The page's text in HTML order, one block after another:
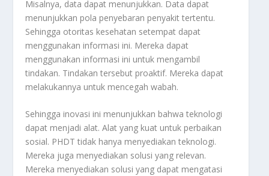
Misalnya, data dapat menunjukkan. Data dapat
menunjukkan pola penyebaran penyakit tertentu.
Sehingga otoritas kesehatan setempat dapat
menggunakan informasi ini. Mereka dapat
menggunakan informasi ini untuk mengambil
tindakan. Tindakan tersebut proaktif. Mereka dapat
melakukannya untuk mencegah wabah.
Sehingga inovasi ini menunjukkan bahwa teknologi
dapat menjadi alat. Alat yang kuat untuk perbaikan
sosial. PHDT tidak hanya menyediakan teknologi.
Mereka juga menyediakan solusi yang relevan.
Mereka menyediakan solusi yang dapat mengatasi